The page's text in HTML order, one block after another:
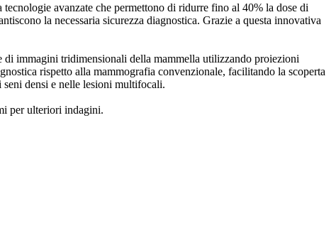
avanzate che permettono di ridurre fino al 40% la dose di
la necessaria sicurezza diagnostica. Grazie a questa innovativa
di immagini tridimensionali della mammella utilizzando proiezioni
rispetto alla mammografia convenzionale, facilitando la scoperta
densi e nelle lesioni multifocali.
per ulteriori indagini.